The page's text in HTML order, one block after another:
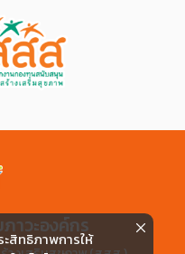
าวะองค์กร
สิทธิภาพการให้